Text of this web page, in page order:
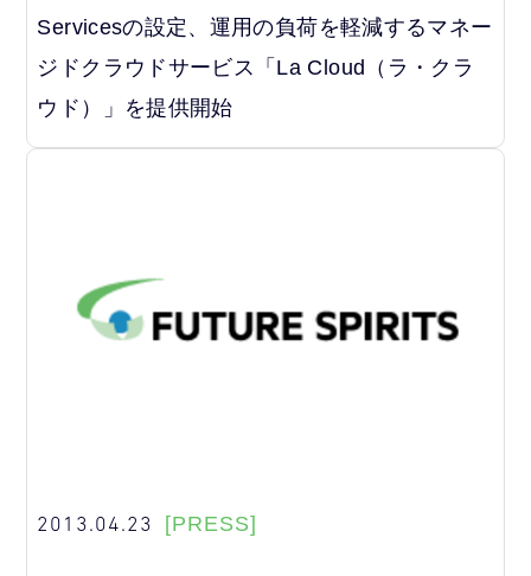
Servicesの設定、運用の負荷を軽減するマネー
ジドクラウドサービス「La Cloud（ラ・クラ
ウド）」を提供開始
2013.04.23 [PRESS]